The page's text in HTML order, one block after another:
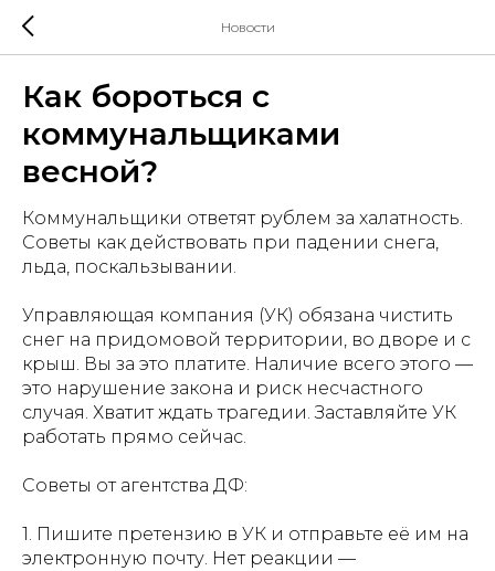
Новости
Как бороться с
коммунальщиками
весной?
Коммунальщики ответят рублем за халатность.
Советы как действовать при падении снега,
льда, поскальзывании.
Управляющая компания (УК) обязана чистить
снег на придомовой территории, во дворе и с
крыш. Вы за это платите. Наличие всего этого —
это нарушение закона и риск несчастного
случая. Хватит ждать трагедии. Заставляйте УК
работать прямо сейчас.
Советы от агентства ДФ:
1. Пишите претензию в УК и отправьте её им на
электронную почту. Нет реакции —